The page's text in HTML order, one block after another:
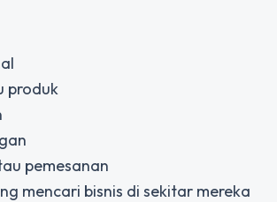
produk
pemesanan
mencari bisnis di sekitar mereka